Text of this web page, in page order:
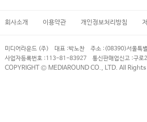
회사소개 이용약관 개인정보처리방침
미디어라운드 (주) 대표 :박노찬 주소 : (08390)서울특
사업자등록번호 :113-81-83927 통신판매업신고 :구로
COPYRIGHT © MEDIAROUND CO., LTD. All